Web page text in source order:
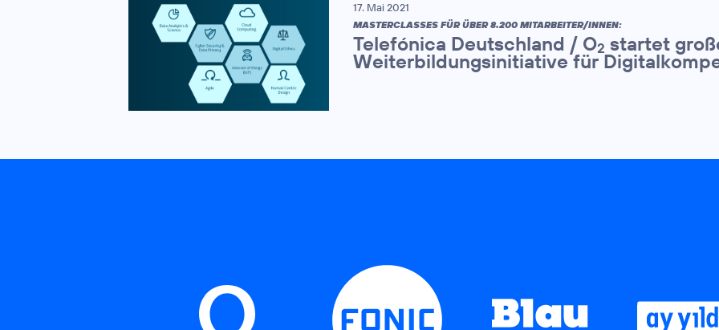
17. Mai 2021
MASTERCLASSES FÜR ÜBER 8.200 MITARBEITER/INNEN:
Telefónica Deutschland / O2 startet
Weiterbildungsinitiative für